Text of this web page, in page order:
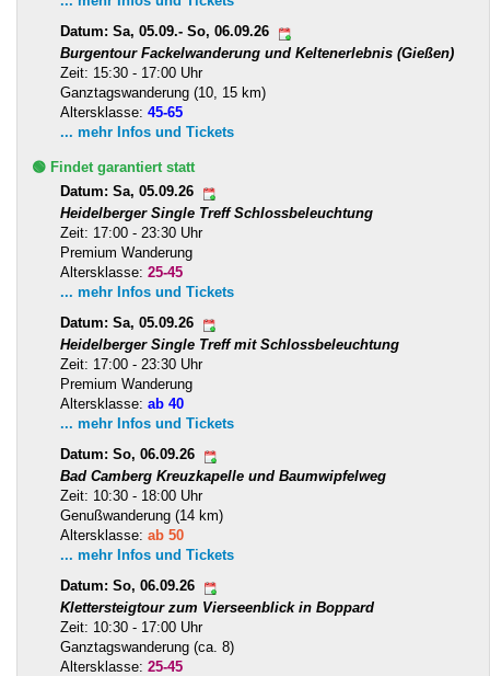
Datum: Sa, 05.09.- So, 06.09.26
Burgentour Fackelwanderung und Keltenerlebnis (Gießen)
Zeit: 15:30 - 17:00 Uhr
Ganztagswanderung (10, 15 km)
Altersklasse: 45-65
... mehr Infos und Tickets
🟢 Findet garantiert statt
Datum: Sa, 05.09.26
Heidelberger Single Treff Schlossbeleuchtung
Zeit: 17:00 - 23:30 Uhr
Premium Wanderung
Altersklasse: 25-45
... mehr Infos und Tickets
Datum: Sa, 05.09.26
Heidelberger Single Treff mit Schlossbeleuchtung
Zeit: 17:00 - 23:30 Uhr
Premium Wanderung
Altersklasse: ab 40
... mehr Infos und Tickets
Datum: So, 06.09.26
Bad Camberg Kreuzkapelle und Baumwipfelweg
Zeit: 10:30 - 18:00 Uhr
Genußwanderung (14 km)
Altersklasse: ab 50
... mehr Infos und Tickets
Datum: So, 06.09.26
Klettersteigtour zum Vierseenblick in Boppard
Zeit: 10:30 - 17:00 Uhr
Ganztagswanderung (ca. 8)
Altersklasse: 25-45